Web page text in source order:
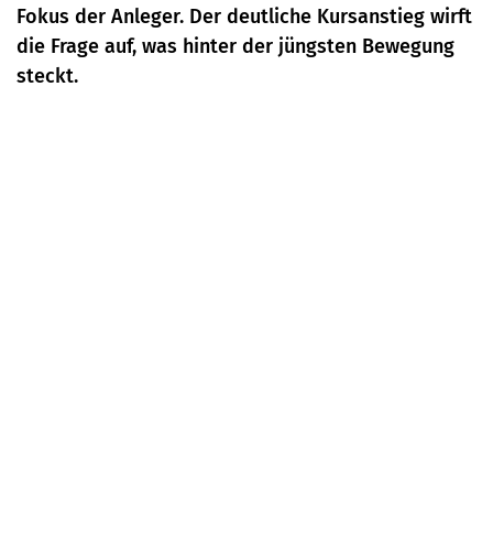
Fokus der Anleger. Der deutliche Kursanstieg wirft
die Frage auf, was hinter der jüngsten Bewegung
steckt.